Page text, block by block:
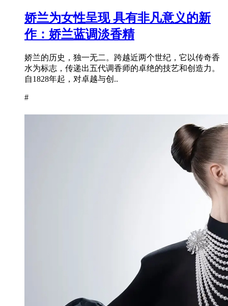
娇兰为女性呈现 具有非凡意义的新
作：娇兰蓝调淡香精
娇兰的历史，独一无二。跨越近两个世纪，它以传奇香
水为标志，传递出五代调香师的卓绝的技艺和创造力。
自1828年起，对卓越与创..
#